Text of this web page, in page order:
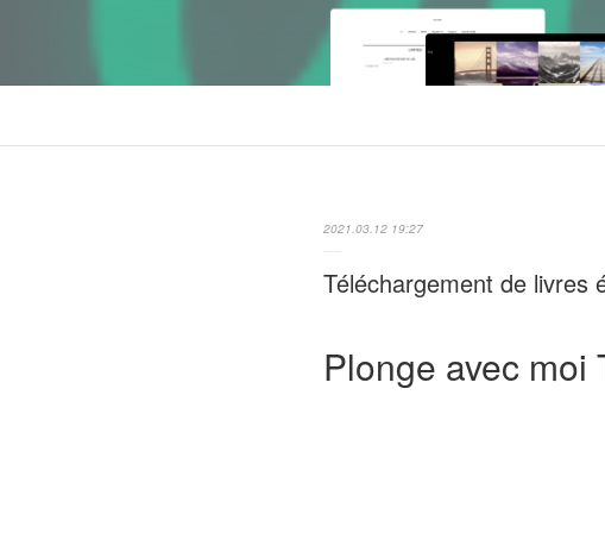
2021.03.12 19:27
Téléchargement de livres
Plonge avec moi